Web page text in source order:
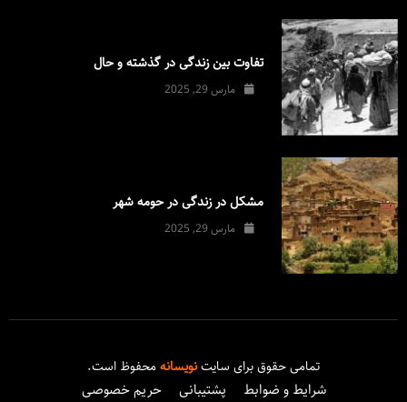
تفاوت بین زندگی در گذشته و حال
مارس 29, 2025
مشکل در زندگی در حومه شهر
مارس 29, 2025
تمامی حقوق برای سایتنویسانهمحفوظ است.
شرایط و ضوابط پشتیبانی حریم خصوصی